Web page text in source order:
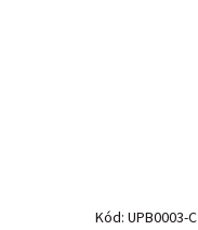
Kód: UPB0003-C